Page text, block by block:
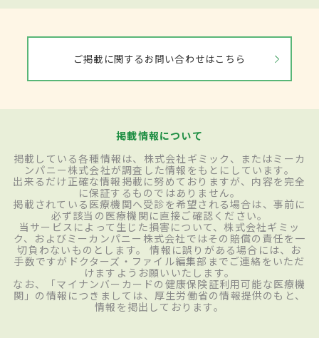
ご掲載に関するお問い合わせはこちら
掲載情報について
掲載している各種情報は、株式会社ギミック、またはミーカ
ンパニー株式会社が調査した情報をもとにしています。
出来るだけ正確な情報掲載に努めておりますが、内容を完全
に保証するものではありません。
掲載されている医療機関へ受診を希望される場合は、事前に
必ず該当の医療機関に直接ご確認ください。
当サービスによって生じた損害について、株式会社ギミッ
ク、およびミーカンパニー株式会社ではその賠償の責任を一
切負わないものとします。 情報に誤りがある場合には、お
手数ですがドクターズ・ファイル編集部までご連絡をいただ
けますようお願いいたします。
なお、「マイナンバーカードの健康保険証利用可能な医療機
関」の情報につきましては、厚生労働省の情報提供のもと、
情報を掲出しております。